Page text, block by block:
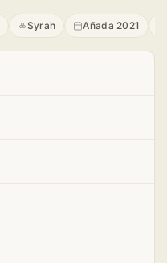
Syrah Añada 2021